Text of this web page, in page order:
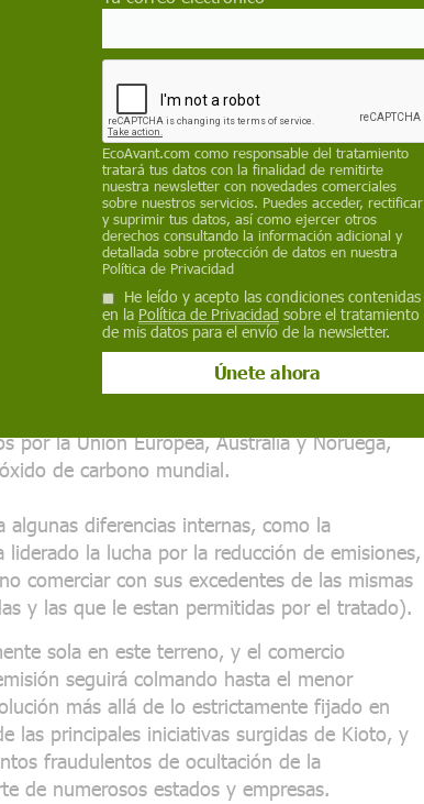
mundiales, rechazan el pacto
mundiales de la
firmó pero nunca ratificó
India (que como países en desarrollo
de reducir sus emisiones), Rusia, Japón o
a un nuevo pacto internacional que fuera
protocolo de 1997.
en su objetivo de situar sus emisiones
de 1990. Y los países que se han
más sus emisiones durante el periodo de
por la Unión Europea, Australia y Noruega,
de carbono mundial.
algunas diferencias internas, como la
la lucha por la reducción de emisiones,
comerciar con sus excedentes de las mismas
y las que le estan permitidas por el tratado).
sola en este terreno, y el comercio
seguirá colmando hasta el menor
más allá de lo estrictamente fijado en
las principales iniciativas surgidas de Kioto, y
fraudulentos de ocultación de la
de numerosos estados y empresas.
EcoAvant.com como responsable del tratamiento
tratará tus datos con la finalidad de remitirte
nuestra newsletter con novedades comerciales
sobre nuestros servicios. Puedes acceder, rectificar
y suprimir tus datos, así como ejercer otros
derechos consultando la información adicional y
detallada sobre protección de datos en nuestra
Política de Privacidad
He leído y acepto las condiciones contenidas
en la Política de Privacidad sobre el tratamiento
de mis datos para el envío de la newsletter.